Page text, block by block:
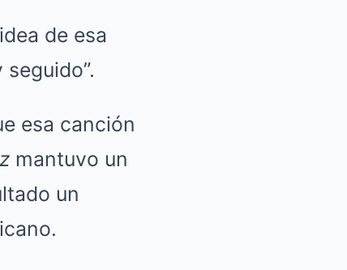
de esa
esa canción
mantuvo un
un